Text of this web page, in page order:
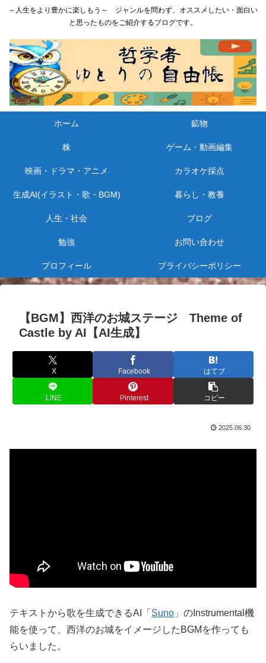
～人生をより豊かに楽しもう～ ジャンルを問わず、オススメしたい・面白い
と思ったものをご紹介するブログです。
ホーム 鉱物
株 ゲーム・動画編集
映画・ドラマ・アニメ カラオケ採点
生成AI(イラスト・歌・BGM) 暮らし・教養
人生・社会 ブログ
勉強 お問い合わせ
プロフィール プライバシーポリシー
【BGM】西洋のお城ステージ Theme of
Castle by AI【AI生成】
X Facebook はてブ
LINE Pinterest コピー
2025.06.30
テキストから歌を生成できるAI「 Suno 」のInstrumental機
能を使って、西洋のお城をイメージしたBGMを作っても
らいました。